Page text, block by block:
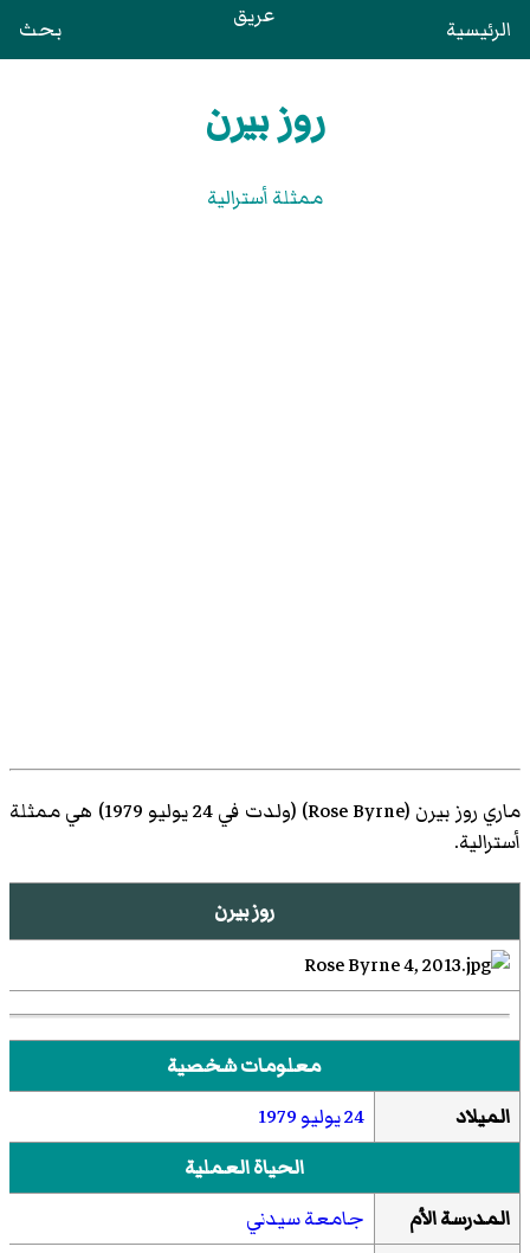
الرئيسية عريق بحث
روز بيرن
ممثلة أسترالية
ماري روز بيرن (Rose Byrne
)‏ (ولدت في 24 يوليو 1979) هي ممثلة
أسترالية.
روز بيرن
معلومات شخصية
الميلاد
24 يوليو
1979
الحياة العملية
المدرسة الأم
جامعة سيدني